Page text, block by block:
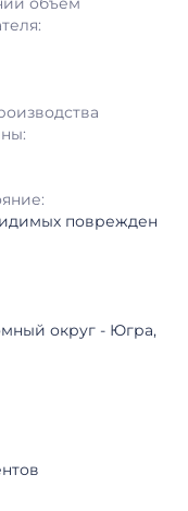
поврежден
округ - Югра,